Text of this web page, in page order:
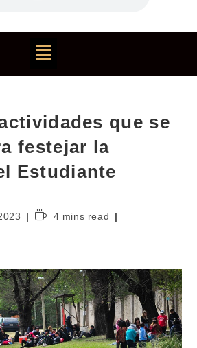
que se
festejar la
Estudiante
4 mins read